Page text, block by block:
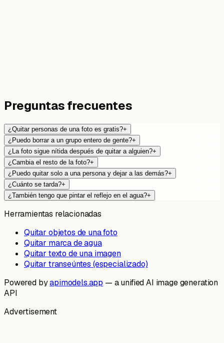
Preguntas frecuentes
¿Quitar personas de una foto es gratis?+
¿Puedo borrar a un grupo entero de gente?+
¿La foto sigue nítida después de quitar a alguien?+
¿Cambia el resto de la foto?+
¿Puedo quitar solo a una persona y dejar a las demás?+
¿Cuánto se tarda?+
¿También tengo que pintar el reflejo en el agua?+
Herramientas relacionadas
Quitar objetos de una foto
Quitar marca de agua
Quitar texto de una imagen
Quitar transeúntes (especializado)
Powered byapimodels.app — a unified AI image generation
API
Advertisement